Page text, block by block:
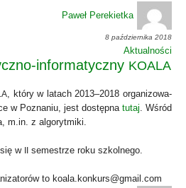
Paweł Perekietka
8 października 2018
Aktualności
informatyczny KOALA
, któ­ry w latach 2013–2018 orga­ni­zo­wa­
w Pozna­niu, jest dostęp­na tutaj. Wśród
m.in. z algo­ryt­mi­ki.
w seme­strze roku szkol­ne­go.
to koala.konkurs@gmail.com